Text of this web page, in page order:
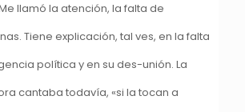
llamó la atención, la falta de
Tiene explicación, tal ves, en la falta
política y en su des-unión. La
cantaba todavía, «si la tocan a